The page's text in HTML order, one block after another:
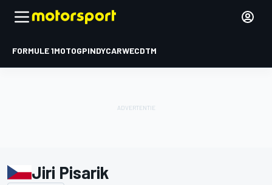
FORMULE 1MOTOGPINDYCARWECDTM
Jiri Pisarik